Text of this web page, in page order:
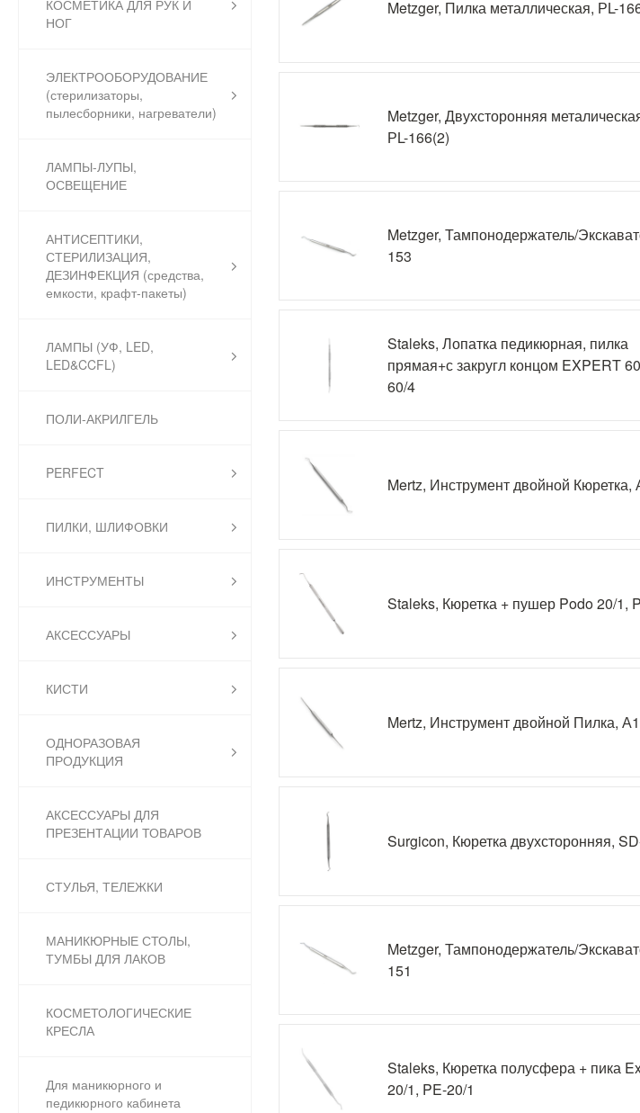
КОСМЕТИКА ДЛЯ РУК И
НОГ
ЭЛЕКТРООБОРУДОВАНИЕ
(стерилизаторы,
пылесборники, нагреватели)
ЛАМПЫ-ЛУПЫ,
ОСВЕЩЕНИЕ
АНТИСЕПТИКИ,
СТЕРИЛИЗАЦИЯ,
ДЕЗИНФЕКЦИЯ (средства,
емкости, крафт-пакеты)
ЛАМПЫ (УФ, LED,
LED&CCFL)
ПОЛИ-АКРИЛГЕЛЬ
PERFECT
ПИЛКИ, ШЛИФОВКИ
ИНСТРУМЕНТЫ
АКСЕССУАРЫ
КИСТИ
ОДНОРАЗОВАЯ
ПРОДУКЦИЯ
АКСЕССУАРЫ ДЛЯ
ПРЕЗЕНТАЦИИ ТОВАРОВ
СТУЛЬЯ, ТЕЛЕЖКИ
МАНИКЮРНЫЕ СТОЛЫ,
ТУМБЫ ДЛЯ ЛАКОВ
КОСМЕТОЛОГИЧЕСКИЕ
КРЕСЛА
Для маникюрного и
педикюрного кабинета
Metzger, Пилка металлическая, РL-
Metzger, Двухсторонняя
РL-166(2)
Metzger, Тампонодержатель/
153
Staleks, Лопатка педикюрная, пилка
прямая+с закругл концом EXPERT
60/4
Mertz, Инструмент двойной Кюретка,
Staleks, Кюретка + пушер Podo 20/1,
Mertz, Инструмент двойной Пилка,
Surgicon, Кюретка двухсторонняя,
Metzger, Тампонодержатель/
151
Staleks, Кюретка полусфера + пика
20/1, PE-20/1